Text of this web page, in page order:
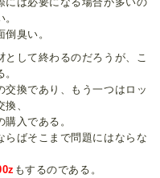
臭い。
して終わるのだろうが、こ
交換であり、もう一つはロッ
、
入である。
らばそこまで問題にはならな
もするのである。